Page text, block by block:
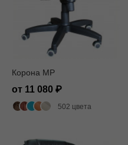
Корона MP
от 11 080
502 цвета